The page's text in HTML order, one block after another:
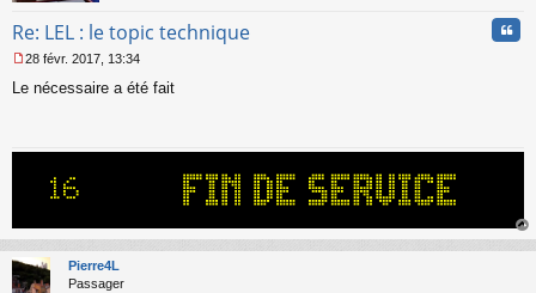
Re: LEL : le topic technique
e
n
l
u
28 févr. 2017, 13:34
Le nécessaire a été fait
au
Pierre4L
Passager